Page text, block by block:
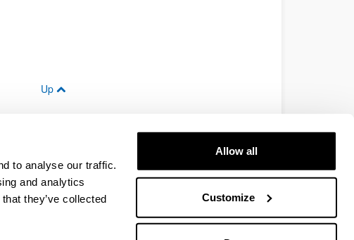
to analyse our traffic.
and analytics
they’ve collected
Allow all
Customize
Up
Up